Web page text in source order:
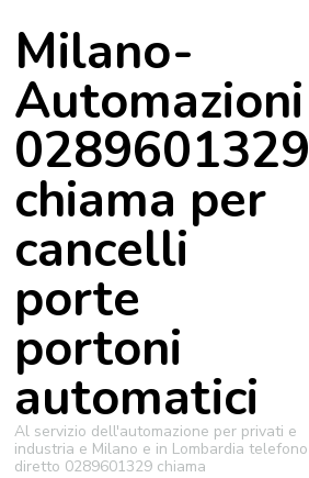
Milano-
Automazioni
0289601329
chiama per
cancelli
porte
portoni
automatici
Al servizio dell'automazione per privati e
industria e Milano e in Lombardia telefono
diretto 0289601329 chiama